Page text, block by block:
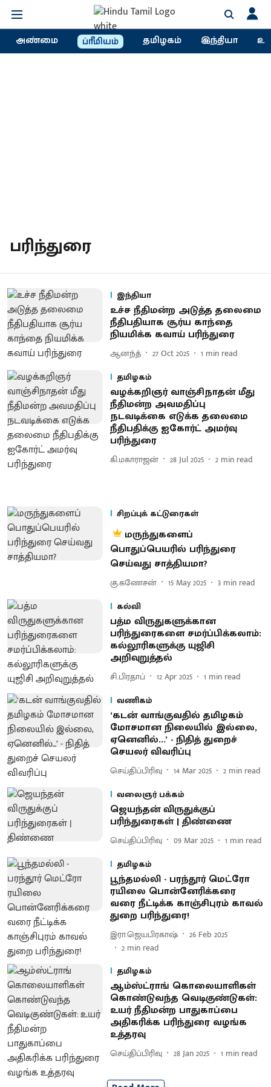
அண்மை ப்ரீமியம் தமிழகம் இந்தியா
பரிந்துரை
இந்தியா
உச்ச நீதிமன்ற அடுத்த தலைமை
நீதிபதியாக சூர்ய காந்தை
நியமிக்க கவாய் பரிந்துரை
ஆனந்த் 27 Oct 2025 1 min read
தமிழகம்
வழக்கறிஞர் வாஞ்சிநாதன் மீது
நீதிமன்ற அவமதிப்பு
நடவடிக்கை எடுக்க தலைமை
நீதிபதிக்கு ஐகோர்ட் அமர்வு
பரிந்துரை
கி.மகாராஜன் 28 Jul 2025 2 min read
சிறப்புக் கட்டுரைகள்
மருந்துகளைப்
பொதுப்பெயரில் பரிந்துரை
செய்வது சாத்தியமா?
கு.கணேசன் 15 May 2025 3 min read
கல்வி
பத்ம விருதுகளுக்கான
பரிந்துரைகளை சமர்ப்பிக்கலாம்:
கல்லூரிகளுக்கு யுஜிசி
அறிவுறுத்தல்
சி.பிரதாப் 12 Apr 2025 1 min read
வணிகம்
‘கடன் வாங்குவதில் தமிழகம்
மோசமான நிலையில் இல்லை,
ஏனெனில்...’ - நிதித் துறைச்
செயலர் விவரிப்பு
செய்திப்பிரிவு 14 Mar 2025 2 min read
வலைஞர் பக்கம்
ஜெயந்தன் விருதுக்குப்
பரிந்துரைகள் | திண்ணை
செய்திப்பிரிவு 09 Mar 2025 1 min read
தமிழகம்
பூந்தமல்லி - பரந்தூர் மெட்ரோ
ரயிலை பொன்னேரிக்கரை
வரை நீட்டிக்க காஞ்சிபுரம் காவல்
துறை பரிந்துரை!
இரா.ஜெயபிரகாஷ்
26 Feb 2025
2 min read
தமிழகம்
ஆம்ஸ்ட்ராங் கொலையாளிகள்
கொண்டுவந்த வெடிகுண்டுகள்:
உயர் நீதிமன்ற பாதுகாப்பை
அதிகரிக்க பரிந்துரை வழங்க
உத்தரவு
செய்திப்பிரிவு 28 Jan 2025 1 min read